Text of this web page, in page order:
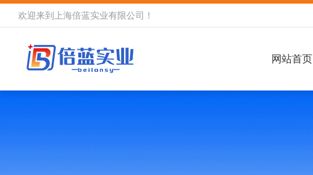
欢迎来到 上海倍蓝实业有限公司 ！
网站首页